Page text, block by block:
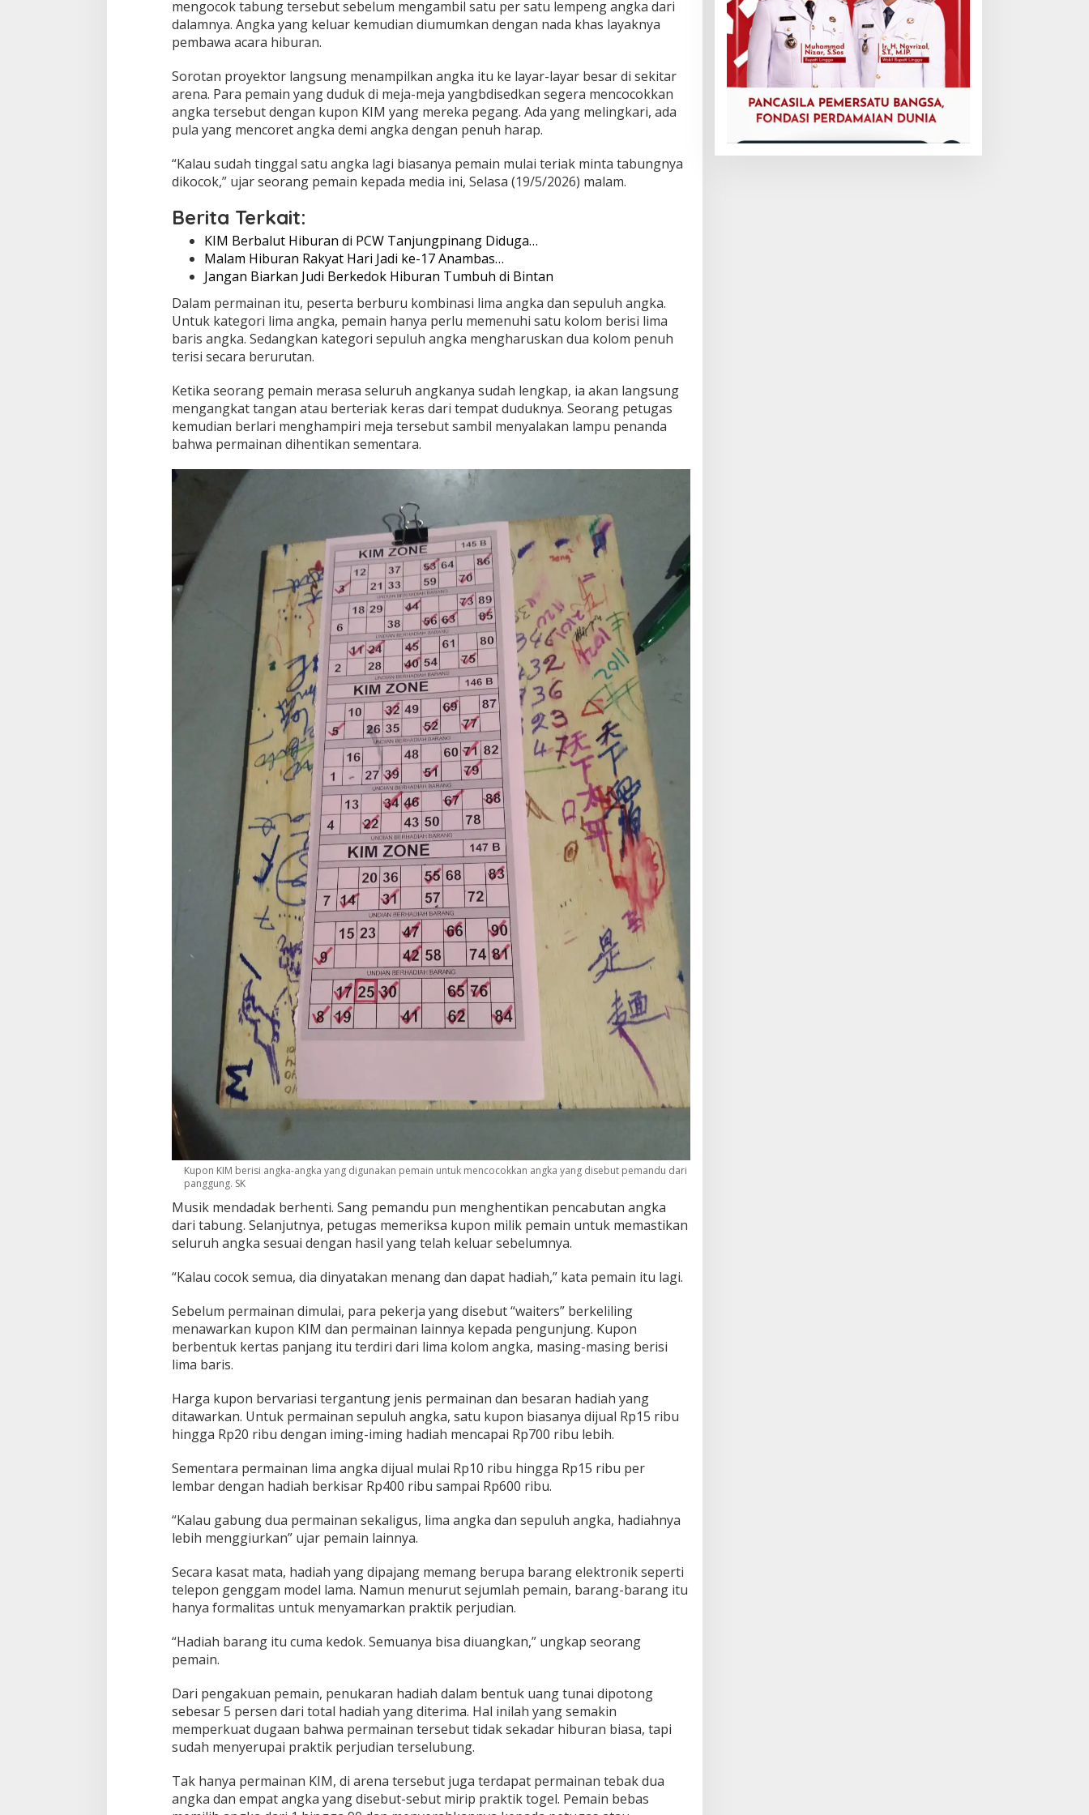
J
u
d
i
e
r
b
u
k
mengocok tabung tersebut sebelum mengambil satu per satu lempeng angka dari
dalamnya. Angka yang keluar kemudian diumumkan dengan nada khas layaknya
pembawa acara hiburan.
Sorotan proyektor langsung menampilkan angka itu ke layar-layar besar di sekitar
arena. Para pemain yang duduk di meja-meja yangbdisedkan segera mencocokkan
angka tersebut dengan kupon KIM yang mereka pegang. Ada yang melingkari, ada
pula yang mencoret angka demi angka dengan penuh harap.
“Kalau sudah tinggal satu angka lagi biasanya pemain mulai teriak minta tabungnya
dikocok,” ujar seorang pemain kepada media ini, Selasa (19/5/2026) malam.
Berita Terkait:
KIM Berbalut Hiburan di PCW Tanjungpinang Diduga…
Malam Hiburan Rakyat Hari Jadi ke-17 Anambas…
Jangan Biarkan Judi Berkedok Hiburan Tumbuh di Bintan
Dalam permainan itu, peserta berburu kombinasi lima angka dan sepuluh angka.
Untuk kategori lima angka, pemain hanya perlu memenuhi satu kolom berisi lima
baris angka. Sedangkan kategori sepuluh angka mengharuskan dua kolom penuh
terisi secara berurutan.
Ketika seorang pemain merasa seluruh angkanya sudah lengkap, ia akan langsung
mengangkat tangan atau berteriak keras dari tempat duduknya. Seorang petugas
kemudian berlari menghampiri meja tersebut sambil menyalakan lampu penanda
bahwa permainan dihentikan sementara.
Kupon KIM berisi angka-angka yang digunakan pemain untuk mencocokkan angka yang disebut pemandu dari
panggung. SK
Musik mendadak berhenti. Sang pemandu pun menghentikan pencabutan angka
dari tabung. Selanjutnya, petugas memeriksa kupon milik pemain untuk memastikan
seluruh angka sesuai dengan hasil yang telah keluar sebelumnya.
“Kalau cocok semua, dia dinyatakan menang dan dapat hadiah,” kata pemain itu lagi.
Sebelum permainan dimulai, para pekerja yang disebut “waiters” berkeliling
menawarkan kupon KIM dan permainan lainnya kepada pengunjung. Kupon
berbentuk kertas panjang itu terdiri dari lima kolom angka, masing-masing berisi
lima baris.
Harga kupon bervariasi tergantung jenis permainan dan besaran hadiah yang
ditawarkan. Untuk permainan sepuluh angka, satu kupon biasanya dijual Rp15 ribu
hingga Rp20 ribu dengan iming-iming hadiah mencapai Rp700 ribu lebih.
Sementara permainan lima angka dijual mulai Rp10 ribu hingga Rp15 ribu per
lembar dengan hadiah berkisar Rp400 ribu sampai Rp600 ribu.
“Kalau gabung dua permainan sekaligus, lima angka dan sepuluh angka, hadiahnya
lebih menggiurkan” ujar pemain lainnya.
Secara kasat mata, hadiah yang dipajang memang berupa barang elektronik seperti
telepon genggam model lama. Namun menurut sejumlah pemain, barang-barang itu
hanya formalitas untuk menyamarkan praktik perjudian.
“Hadiah barang itu cuma kedok. Semuanya bisa diuangkan,” ungkap seorang
pemain.
Dari pengakuan pemain, penukaran hadiah dalam bentuk uang tunai dipotong
sebesar 5 persen dari total hadiah yang diterima. Hal inilah yang semakin
memperkuat dugaan bahwa permainan tersebut tidak sekadar hiburan biasa, tapi
sudah menyerupai praktik perjudian terselubung.
Tak hanya permainan KIM, di arena tersebut juga terdapat permainan tebak dua
angka dan empat angka yang disebut-sebut mirip praktik togel. Pemain bebas